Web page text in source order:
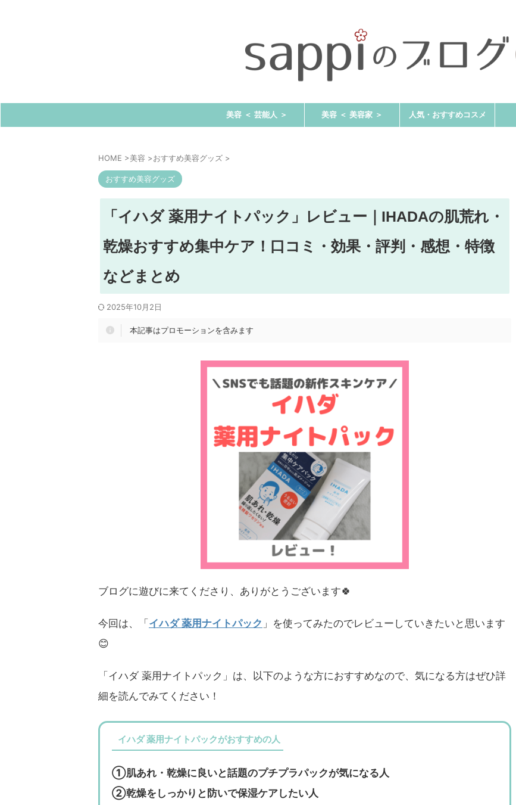
美容 ＜ 芸能人 ＞ 美容 ＜ 美容家 ＞ 人気・おすすめコスメ
HOME >美容 >おすすめ美容グッズ >
おすすめ美容グッズ
「イハダ 薬用ナイトパック」レビュー｜IHADAの肌荒れ・
乾燥おすすめ集中ケア！口コミ・効果・評判・感想・特徴
などまとめ
2025年10月2日
本記事はプロモーションを含みます
ブログに遊びに来てくださり、ありがとうございます🍀
今回は、「 イハダ 薬用ナイトパック 」を使ってみたのでレビューしていきたいと思います
😊
「イハダ 薬用ナイトパック」は、以下のような方におすすめなので、気になる方はぜひ詳
細を読んでみてください！
イハダ 薬用ナイトパックがおすすめの人
①肌あれ・乾燥に良いと話題のプチプラパックが気になる人
②乾燥をしっかりと防いで保湿ケアしたい人